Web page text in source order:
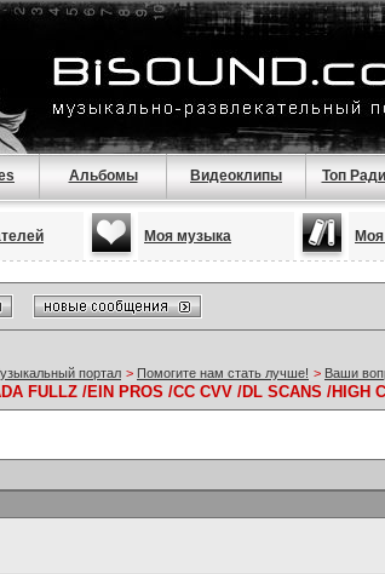
Альбомы Видеоклипы Топ
Моя музыка
портал > Помогите нам стать лучше! > Ваши
FULLZ /EIN PROS /CC CVV /DL SCANS /HIGH